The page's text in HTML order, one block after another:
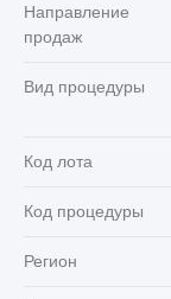
Направление
продаж
Вид процедуры
Код лота
Код процедуры
Регион